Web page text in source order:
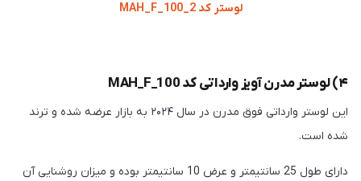
لوستر کد MAH_F_100_2
۴) لوستر مدرن آویز وارداتی کد MAH_F_100
این لوستر وارداتی فوق مدرن در سال ۲۰۲۴ به بازار عرضه شده و ترند
شده است.
دارای طول 25 سانتیمتر و عرض 10 سانتیمتر بوده و میزان روشنایی آن